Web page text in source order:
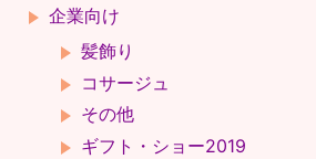
企業向け
髪飾り
コサージュ
その他
ギフト・ショー2019